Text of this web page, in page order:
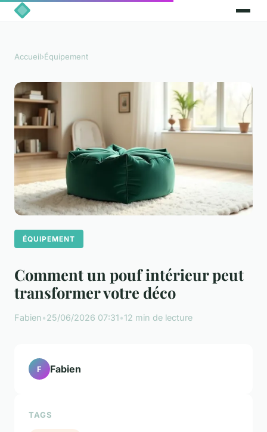
Accueil›Équipement
ÉQUIPEMENT
Comment un pouf intérieur peut
transformer votre déco
Fabien•25/06/2026 07:31•12 min de lecture
F Fabien
TAGS